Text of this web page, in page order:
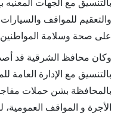
على صحة وسلامة المواطنين.